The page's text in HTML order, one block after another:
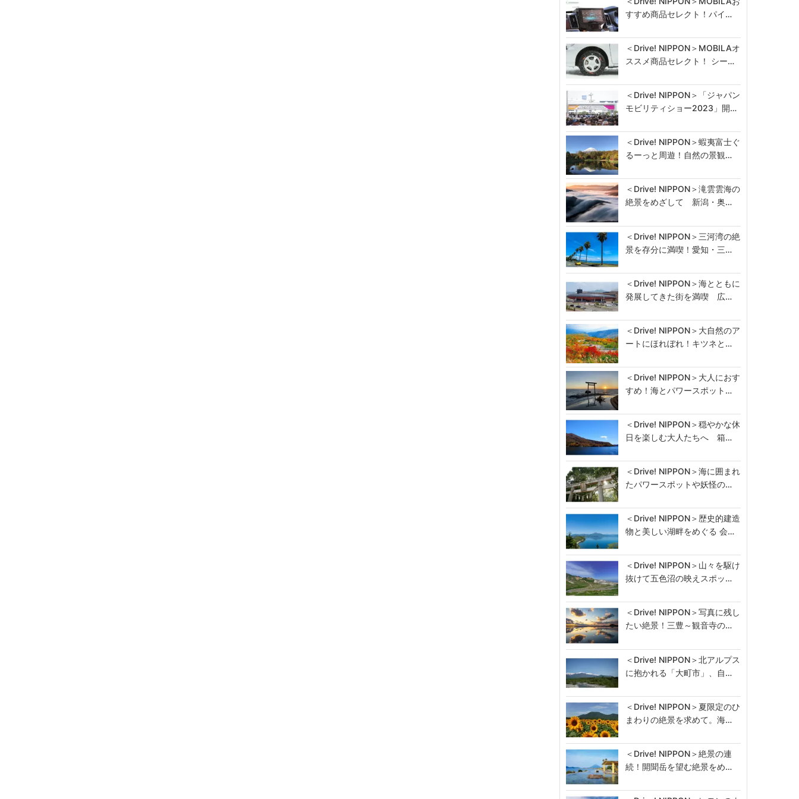
すすめ商品セレクト！パイ…
＜Drive! NIPPON＞MOBILAオ
ススメ商品セレクト！ シー…
＜Drive! NIPPON＞「ジャパン
モビリティショー2023」開…
＜Drive! NIPPON＞蝦夷富士ぐ
るーっと周遊！自然の景観…
＜Drive! NIPPON＞滝雲雲海の
絶景をめざして 新潟・奥…
＜Drive! NIPPON＞三河湾の絶
景を存分に満喫！愛知・三…
＜Drive! NIPPON＞海とともに
発展してきた街を満喫 広…
＜Drive! NIPPON＞大自然のア
ートにほれぼれ！キツネと…
＜Drive! NIPPON＞大人におす
すめ！海とパワースポット…
＜Drive! NIPPON＞穏やかな休
日を楽しむ大人たちへ 箱…
＜Drive! NIPPON＞海に囲まれ
たパワースポットや妖怪の…
＜Drive! NIPPON＞歴史的建造
物と美しい湖畔をめぐる 会…
＜Drive! NIPPON＞山々を駆け
抜けて五色沼の映えスポッ…
＜Drive! NIPPON＞写真に残し
たい絶景！三豊～観音寺の…
＜Drive! NIPPON＞北アルプス
に抱かれる「大町市」、自…
＜Drive! NIPPON＞夏限定のひ
まわりの絶景を求めて。海…
＜Drive! NIPPON＞絶景の連
続！開聞岳を望む絶景をめ…